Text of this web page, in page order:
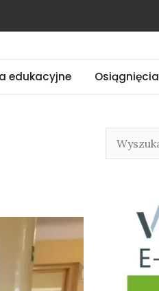
edukacyjne Osiągnięcia